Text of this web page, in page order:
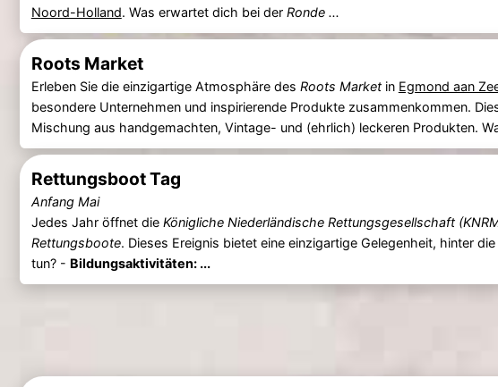
Noord-Holland. Was erwartet dich bei der Ronde ...
Roots Market
Erleben Sie die einzigartige Atmosphäre des Roots Marketin Egmond aan
besondere Unternehmen und inspirierende Produkte zusammenkommen.
Mischung aus handgemachten, Vintage- und (ehrlich) leckeren Produkten.
Rettungsboot Tag
Anfang Mai
Jedes Jahr öffnet die Königliche Niederländische Rettungsgesellschaft
Rettungsboote. Dieses Ereignis bietet eine einzigartige Gelegenheit, hinter
tun? - Bildungsaktivitäten: ...